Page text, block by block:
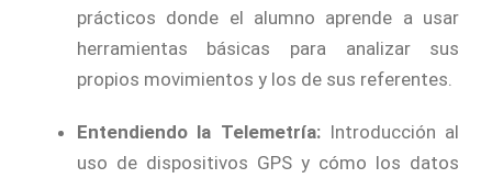
prácticos donde el alumno aprende a usar
herramientas básicas para analizar sus
propios movimientos y los de sus referentes.
Entendiendo la Telemetría:Introducción al
uso de dispositivos GPS y cómo los datos